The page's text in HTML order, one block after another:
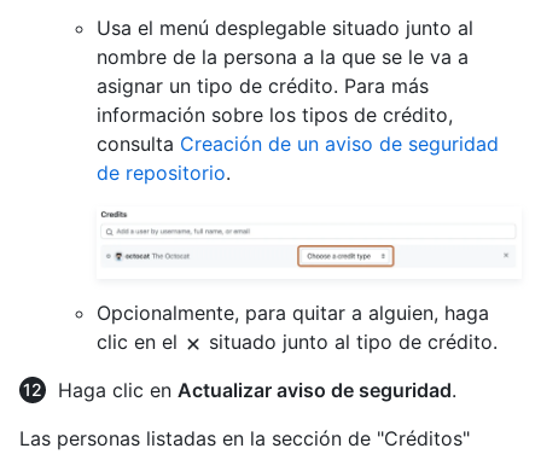
Usa el menú desplegable situado junto al
nombre de la persona a la que se le va a
asignar un tipo de crédito. Para más
información sobre los tipos de crédito,
consulta Creación de un aviso de seguridad
de repositorio.
Opcionalmente, para quitar a alguien, haga
clic en el
situado junto al tipo de crédito.
Haga clic en Actualizar aviso de seguridad.
Las personas listadas en la sección de "Créditos"